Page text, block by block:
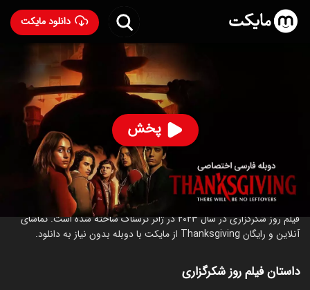
دانلود مایکت
پخش
فیلم روز شکرگزاری با دوبله فارسی- Thanksgiving 2023
رده سنی ۱۸+
درباره فیلم روز شکرگزاری
فیلم روز شکرگزاری در سال 2023 در ژانر ترسناک ساخته شده است. تماشای
آنلاین و رایگان Thanksgiving از مایکت با دوبله بدون نیاز به دانلود.
داستان فیلم روز شکرگزاری